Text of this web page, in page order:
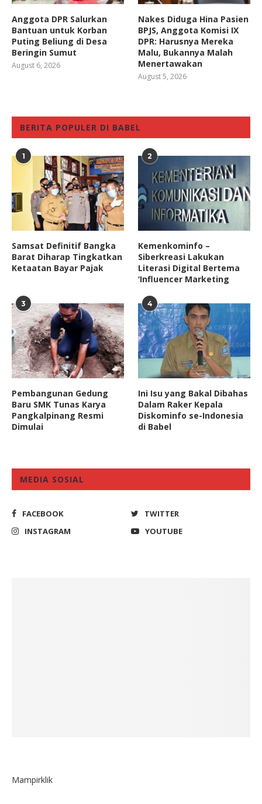
Anggota DPR Salurkan
Bantuan untuk Korban
Puting Beliung di Desa
Beringin Sumut
August 6, 2026
Nakes Diduga Hina Pasien
BPJS, Anggota Komisi IX
DPR: Harusnya Mereka
Malu, Bukannya Malah
Menertawakan
August 5, 2026
BERITA POPULER DI BABEL
1
Samsat Definitif Bangka
Barat Diharap Tingkatkan
Ketaatan Bayar Pajak
2
Kemenkominfo –
Siberkreasi Lakukan
Literasi Digital Bertema
‘Influencer Marketing
3
Pembangunan Gedung
Baru SMK Tunas Karya
Pangkalpinang Resmi
Dimulai
4
Ini Isu yang Bakal Dibahas
Dalam Raker Kepala
Diskominfo se-Indonesia
di Babel
MEDIA SOSIAL
FACEBOOK
TWITTER
INSTAGRAM
YOUTUBE
Mampirklik